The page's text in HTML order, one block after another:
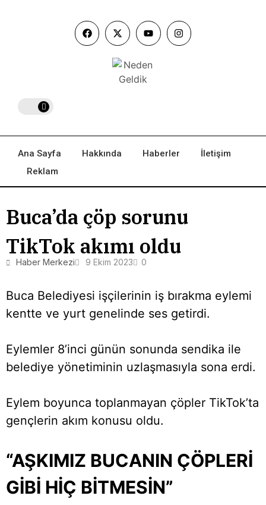
Ana Sayfa Hakkında Haberler
İletişim
Reklam
Buca’da çöp sorunu
TikTok akımı oldu
Haber Merkezi 9 Ekim 2023 0
Buca Belediyesi işçilerinin iş bırakma eylemi
kentte ve yurt genelinde ses getirdi.
Eylemler 8’inci günün sonunda sendika ile
belediye yönetiminin uzlaşmasıyla sona erdi.
Eylem boyunca toplanmayan çöpler TikTok’ta
gençlerin akım konusu oldu.
“AŞKIMIZ BUCANIN ÇÖPLERİ
GİBİ HİÇ BİTMESİN”